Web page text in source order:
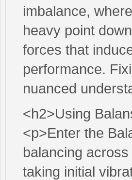
imbalance,
heavy point
forces that
performance.
nuanced
<h2>Using
<p>Enter the
balancing
taking initial